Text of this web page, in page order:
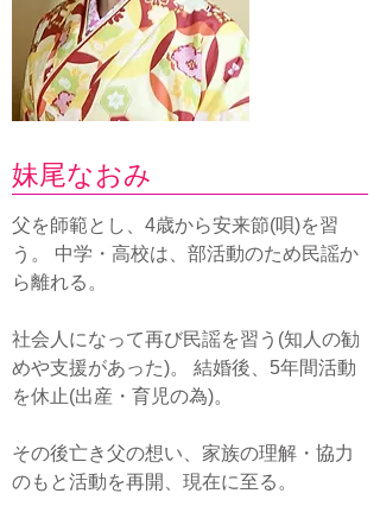
妹尾なおみ
父を師範とし、4歳から安来節(唄)を習
う。 中学・高校は、部活動のため民謡か
ら離れる。
社会人になって再び民謡を習う(知人の勧
めや支援があった)。 結婚後、5年間活動
を休止(出産・育児の為)。
その後亡き父の想い、家族の理解・協力
のもと活動を再開、現在に至る。